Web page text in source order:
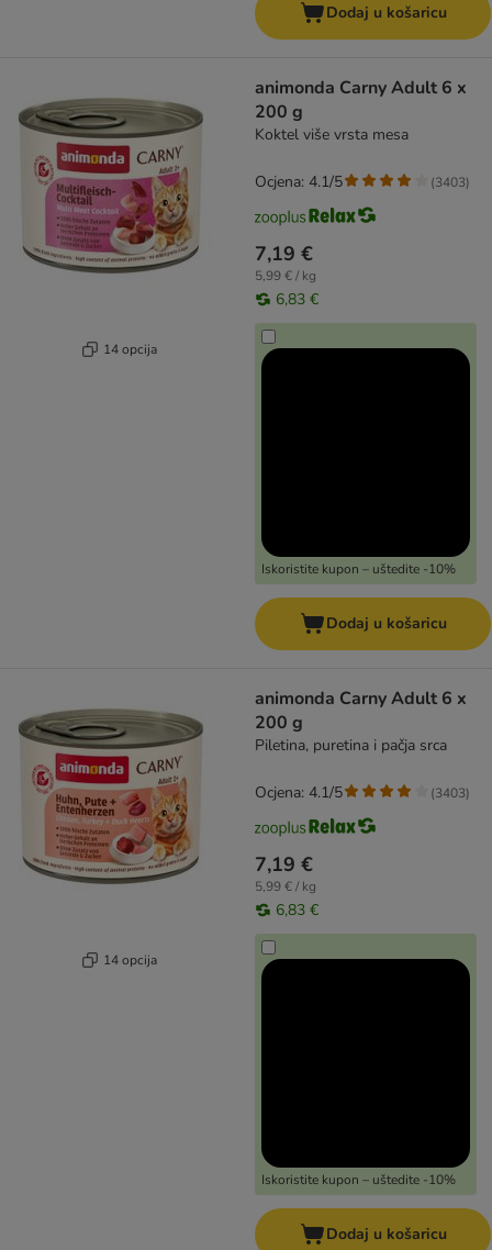
Dodaj u košaricu
14 opcija
animonda Carny Adult 6 x
200 g
Koktel više vrsta mesa
7,19 €
5,99 € / kg
6,83 €
Iskoristite kupon – uštedite -10%
Ocjena: 4.1/5 (3403)
Dodaj u košaricu
14 opcija
animonda Carny Adult 6 x
200 g
Piletina, puretina i pačja srca
7,19 €
5,99 € / kg
6,83 €
Iskoristite kupon – uštedite -10%
Ocjena: 4.1/5 (3403)
Dodaj u košaricu